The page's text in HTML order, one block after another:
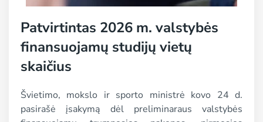
Patvirtintas 2026 m. valstybės
finansuojamų studijų vietų
skaičius
Švietimo, mokslo ir sporto ministrė kovo 24 d.
pasirašė įsakymą dėl preliminaraus valstybės